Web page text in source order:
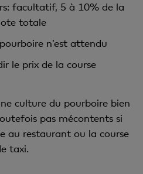
facultatif, 5 à 10% de la
totale
n’est attendu
le prix de la course
culture du pourboire bien
pas mécontents si
au restaurant ou la course
taxi.